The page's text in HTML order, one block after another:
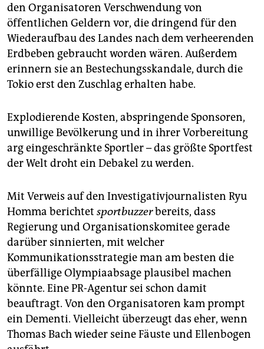
den Organisatoren Verschwendung von
öffentlichen Geldern vor, die dringend für den
Wiederaufbau des Landes nach dem verheerenden
Erdbeben gebraucht worden wären. Außerdem
erinnern sie an Bestechungsskandale, durch die
Tokio erst den Zuschlag erhalten habe.
Explodierende Kosten, abspringende Sponsoren,
unwillige Bevölkerung und in ihrer Vorbereitung
arg eingeschränkte Sportler – das größte Sportfest
der Welt droht ein Debakel zu werden.
Mit Verweis auf den Investigativjournalisten Ryu
Homma berichtet sportbuzzerbereits, dass
Regierung und Organisationskomitee gerade
darüber sinnierten, mit welcher
Kommunikationsstrategie man am besten die
überfällige Olympiaabsage plausibel machen
könnte. Eine PR-Agentur sei schon damit
beauftragt. Von den Organisatoren kam prompt
ein Dementi. Vielleicht überzeugt das eher, wenn
Thomas Bach wieder seine Fäuste und Ellenbogen